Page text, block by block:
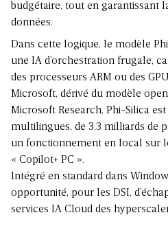
budgétaire, tout en garantissant
données.
Dans cette logique, le modèle
une IA d’orchestration frugale,
des processeurs ARM ou des
Microsoft, dérivé du modèle open
Microsoft Research, Phi-Silica
multilingues, de 3,3 milliards de
un fonctionnement en local sur
« Copilot+ PC ».
Intégré en standard dans
opportunité, pour les DSI,
services IA Cloud des